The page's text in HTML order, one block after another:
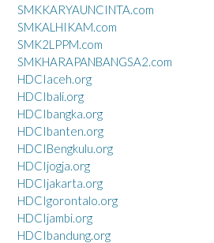
SMKKARYAUNCINTA.com
SMKALHIKAM.com
SMK2LPPM.com
SMKHARAPANBANGSA2.com
HDCIaceh.org
HDCIbali.org
HDCIbangka.org
HDCIbanten.org
HDCIBengkulu.org
HDCIjogja.org
HDCIjakarta.org
HDCIgorontalo.org
HDCIjambi.org
HDCIbandung.org